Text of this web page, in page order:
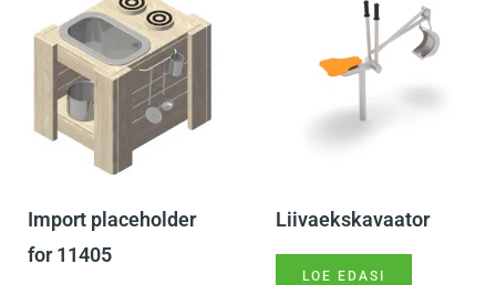
Import placeholder
for 11405
Liivaekskavaator
LOE EDASI